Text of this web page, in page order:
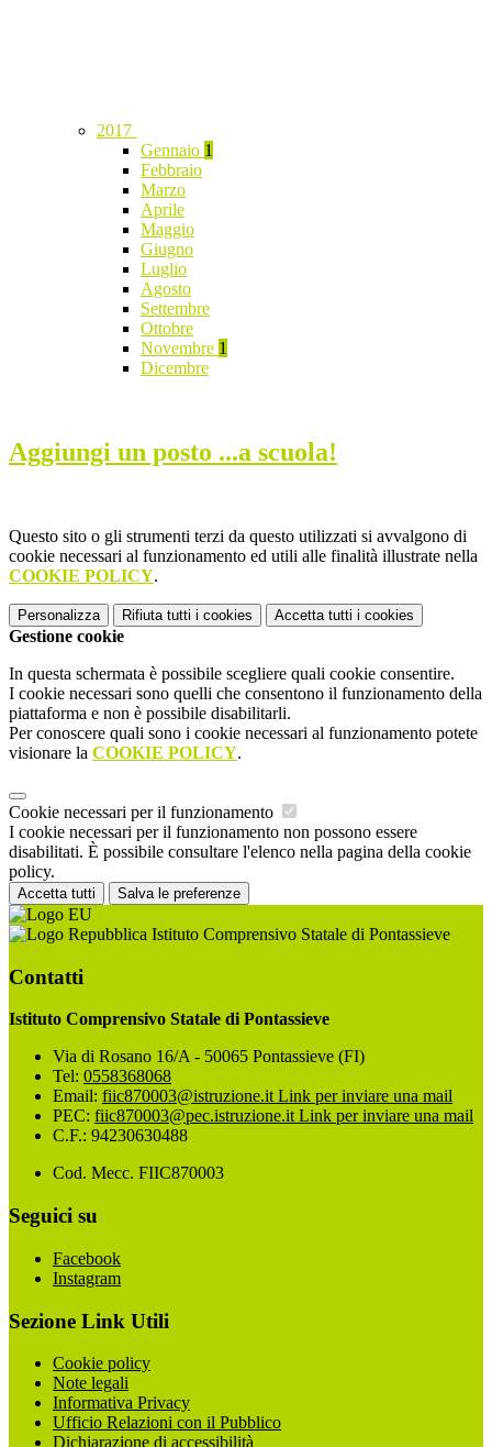
2017
Gennaio 1
Febbraio
Marzo
Aprile
Maggio
Giugno
Luglio
Agosto
Settembre
Ottobre
Novembre 1
Dicembre
Aggiungi un posto ...a scuola!
Questo sito o gli strumenti terzi da questo utilizzati si avvalgono di
cookie necessari al funzionamento ed utili alle finalità illustrate nella
COOKIE POLICY.
Personalizza Rifiuta tutti i cookies Accetta tutti i cookies
Gestione cookie
In questa schermata è possibile scegliere quali cookie consentire.
I cookie necessari sono quelli che consentono il funzionamento della
piattaforma e non è possibile disabilitarli.
Per conoscere quali sono i cookie necessari al funzionamento potete
visionare la COOKIE POLICY.
Cookie necessari per il funzionamento
I cookie necessari per il funzionamento non possono essere
disabilitati. È possibile consultare l'elenco nella pagina della cookie
policy.
Accetta tutti Salva le preferenze
Istituto Comprensivo Statale di Pontassieve
Contatti
Istituto Comprensivo Statale di Pontassieve
Via di Rosano 16/A - 50065 Pontassieve (FI)
Tel: 0558368068
Email: fiic870003@istruzione.it Link per inviare una mail
PEC: fiic870003@pec.istruzione.it Link per inviare una mail
C.F.: 94230630488
Cod. Mecc. FIIC870003
Seguici su
Facebook
Instagram
Sezione Link Utili
Cookie policy
Note legali
Informativa Privacy
Ufficio Relazioni con il Pubblico
Dichiarazione di accessibilità